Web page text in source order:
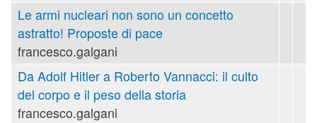
Le armi nucleari non sono un concetto
astratto! Proposte di pace
francesco.galgani
Da Adolf Hitler a Roberto Vannacci: il culto
del corpo e il peso della storia
francesco.galgani